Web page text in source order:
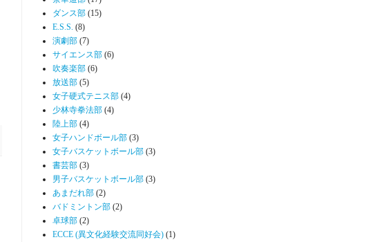
ダンス部 (15)
E.S.S. (8)
演劇部 (7)
サイエンス部 (6)
吹奏楽部 (6)
放送部 (5)
女子硬式テニス部 (4)
少林寺拳法部 (4)
陸上部 (4)
女子ハンドボール部 (3)
女子バスケットボール部 (3)
書芸部 (3)
男子バスケットボール部 (3)
あまだれ部 (2)
バドミントン部 (2)
卓球部 (2)
ECCE (異文化経験交流同好会) (1)